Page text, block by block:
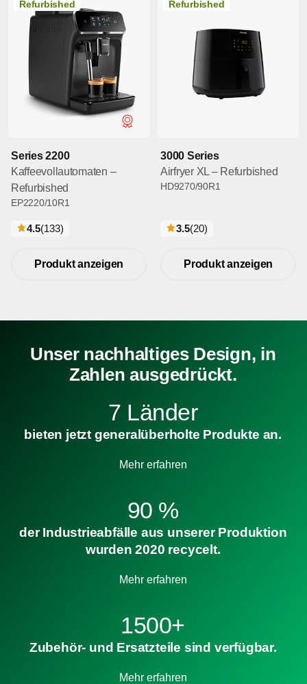
Refurbished
Series 2200
Kaffeevollautomaten –
Refurbished
EP2220/10R1
4.5(133bewertungen
)
Produkt anzeigen
Refurbished
3000 Series
Airfryer XL – Refurbished
HD9270/90R1
3.5(20bewertungen
)
Produkt anzeigen
Unser nachhaltiges Design, in
Zahlen ausgedrückt.
7 Länder
bieten jetzt generalüberholte Produkte an.
Mehr erfahren
90 %
der Industrieabfälle aus unserer Produktion
wurden 2020 recycelt.
Mehr erfahren
1500+
Zubehör- und Ersatzteile sind verfügbar.
Mehr erfahren